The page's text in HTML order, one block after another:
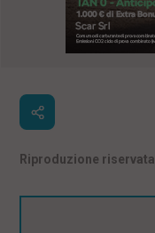
Riproduzione riservata